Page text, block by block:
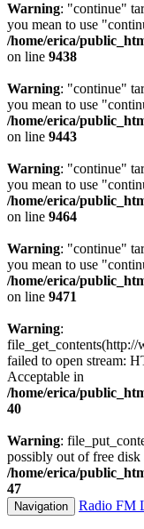
Warning: "continue"
you mean to use
/home/erica/
on line 9438
Warning: "continue"
you mean to use
/home/erica/
on line 9443
Warning: "continue"
you mean to use
/home/erica/
on line 9464
Warning: "continue"
you mean to use
/home/erica/
on line 9471
Warning:
file_get_contents(http://
failed to open stream:
Acceptable in
/home/erica/
40
Warning:
possibly out of free disk
/home/erica/
47
Navigation Radio FM